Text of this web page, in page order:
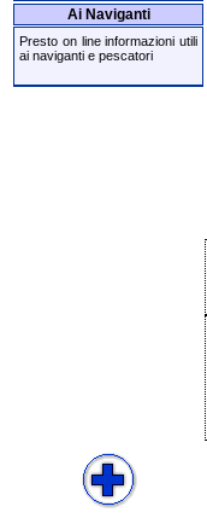
Ai Naviganti
Presto on line informazioni utili
ai naviganti e pescatori